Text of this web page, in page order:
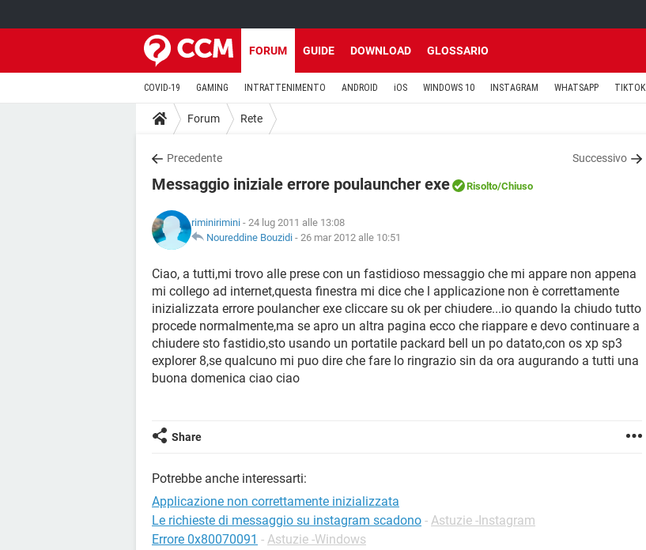
FORUM GUIDE DOWNLOAD GLOSSARIO
COVID-19 GAMING INTRATTENIMENTO ANDROID iOS WINDOWS 10 INSTAGRAM WHATSAPP TIKTOK
Forum Rete
Precedente Successivo
Messaggio iniziale errore poulauncher exe Risolto/Chiuso
riminirimini - 24 lug 2011 alle 13:08
Noureddine Bouzidi - 26 mar 2012 alle 10:51
Ciao, a tutti,mi trovo alle prese con un fastidioso messaggio che mi appare non appena
mi collego ad internet,questa finestra mi dice che l applicazione non è correttamente
inizializzata errore poulancher exe cliccare su ok per chiudere...io quando la chiudo tutto
procede normalmente,ma se apro un altra pagina ecco che riappare e devo continuare a
chiudere sto fastidio,sto usando un portatile packard bell un po datato,con os xp sp3
explorer 8,se qualcuno mi puo dire che fare lo ringrazio sin da ora augurando a tutti una
buona domenica ciao ciao
Share
Potrebbe anche interessarti:
Applicazione non correttamente inizializzata
Le richieste di messaggio su instagram scadono - Astuzie -Instagram
Errore 0x80070091 - Astuzie -Windows